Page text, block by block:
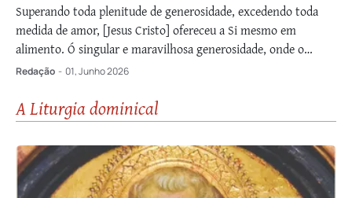
Superando toda plenitude de generosidade, excedendo toda
medida de amor, [Jesus Cristo] ofereceu a Si mesmo em
alimento. Ó singular e maravilhosa generosidade, onde o
doador vem como dom, e o que é doado é totalmente idêntico
nós, …
Redação - 01, Junho 2026
A Liturgia dominical